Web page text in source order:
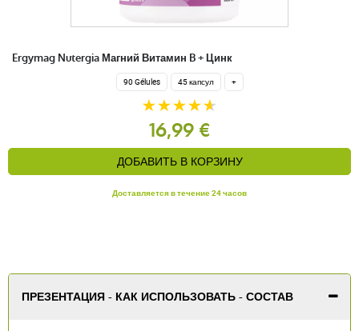
Ergymag Nutergia Магний Витамин B + Цинк
90 Gélules 45 капсул +
16,99 €
ДОБАВИТЬ В КОРЗИНУ
Доставляется в течение 24 часов
ПРЕЗЕНТАЦИЯ - КАК ИСПОЛЬЗОВАТЬ - СОСТАВ